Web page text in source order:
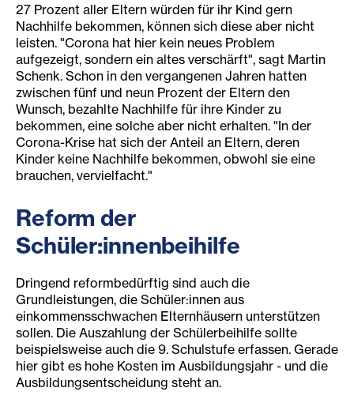
27 Prozent aller Eltern würden für ihr Kind gern
Nachhilfe bekommen, können sich diese aber nicht
leisten. "Corona hat hier kein neues Problem
aufgezeigt, sondern ein altes verschärft", sagt Martin
Schenk. Schon in den vergangenen Jahren hatten
zwischen fünf und neun Prozent der Eltern den
Wunsch, bezahlte Nachhilfe für ihre Kinder zu
bekommen, eine solche aber nicht erhalten. "In der
Corona-Krise hat sich der Anteil an Eltern, deren
Kinder keine Nachhilfe bekommen, obwohl sie eine
brauchen, vervielfacht."
Reform der
Schüler:innenbeihilfe
Dringend reformbedürftig sind auch die
Grundleistungen, die Schüler:innen aus
einkommensschwachen Elternhäusern unterstützen
sollen. Die Auszahlung der Schülerbeihilfe sollte
beispielsweise auch die 9. Schulstufe erfassen. Gerade
hier gibt es hohe Kosten im Ausbildungsjahr - und die
Ausbildungsentscheidung steht an.